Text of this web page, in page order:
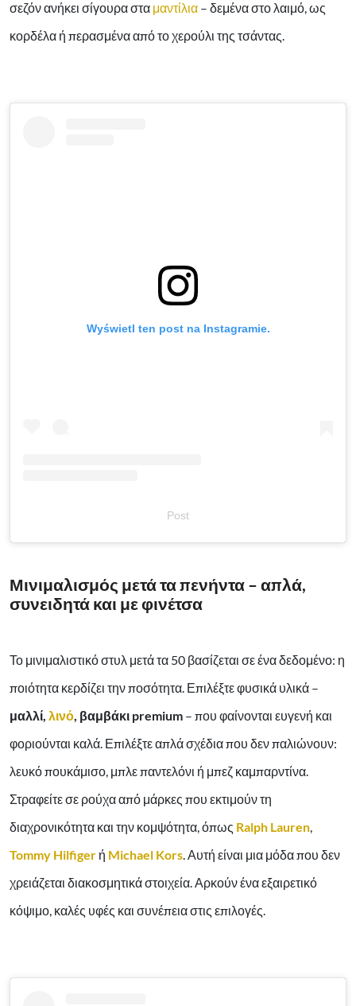
σεζόν ανήκει σίγουρα στα μαντίλια – δεμένα στο λαιμό, ως
κορδέλα ή περασμένα από το χερούλι της τσάντας.
Wyświetl ten post na Instagramie.
Post
Μινιμαλισμός μετά τα πενήντα – απλά,
συνειδητά και με φινέτσα
Το μινιμαλιστικό στυλ μετά τα 50 βασίζεται σε ένα δεδομένο: η
ποιότητα κερδίζει την ποσότητα. Επιλέξτε φυσικά υλικά –
μαλλί, λινό, βαμβάκι premium – που φαίνονται ευγενή και
φοριούνται καλά. Επιλέξτε απλά σχέδια που δεν παλιώνουν:
λευκό πουκάμισο, μπλε παντελόνι ή μπεζ καμπαρντίνα.
Στραφείτε σε ρούχα από μάρκες που εκτιμούν τη
διαχρονικότητα και την κομψότητα, όπως Ralph Lauren,
Tommy Hilfiger ή Michael Kors. Αυτή είναι μια μόδα που δεν
χρειάζεται διακοσμητικά στοιχεία. Αρκούν ένα εξαιρετικό
κόψιμο, καλές υφές και συνέπεια στις επιλογές.